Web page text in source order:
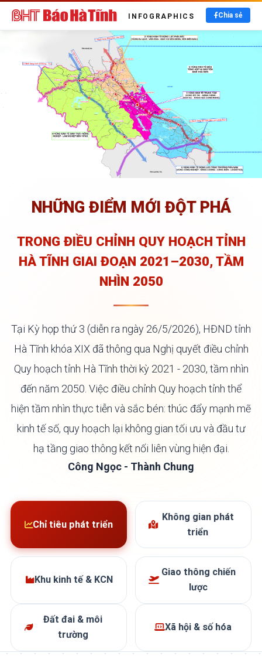
INFOGRAPHICS Chia sẻ
NHỮNG ĐIỂM MỚI ĐỘT PHÁ
TRONG ĐIỀU CHỈNH QUY HOẠCH TỈNH
HÀ TĨNH GIAI ĐOẠN 2021–2030, TẦM
NHÌN 2050
Tại Kỳ họp thứ 3 (diễn ra ngày 26/5/2026), HĐND tỉnh
Hà Tĩnh khóa XIX đã thông qua Nghị quyết điều chỉnh
Quy hoạch tỉnh Hà Tĩnh thời kỳ 2021 - 2030, tầm nhìn
đến năm 2050. Việc điều chỉnh Quy hoạch tỉnh thể
hiện tầm nhìn thực tiễn và sắc bén: thúc đẩy mạnh mẽ
kinh tế số, quy hoạch lại không gian tối ưu và đầu tư
hạ tầng giao thông kết nối liên vùng hiện đại.
Công Ngọc - Thành Chung
Chỉ tiêu phát triển
Không gian phát
triển
Khu kinh tế & KCN
Giao thông chiến
lược
Đất đai & môi
trường
Xã hội & số hóa